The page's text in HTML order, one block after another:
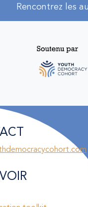
Rencontrez les